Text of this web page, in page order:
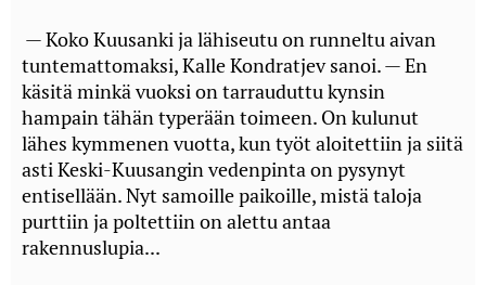
— Koko Kuusanki ja lähiseutu on runneltu aivan
tuntemattomaksi, Kalle Kondratjev sanoi. — En
käsitä minkä vuoksi on tarrauduttu kynsin
hampain tähän typerään toimeen. On kulunut
lähes kymmenen vuotta, kun työt aloitettiin ja siitä
asti Keski-Kuusangin vedenpinta on pysynyt
entisellään. Nyt samoille paikoille, mistä taloja
purttiin ja poltettiin on alettu antaa
rakennuslupia...